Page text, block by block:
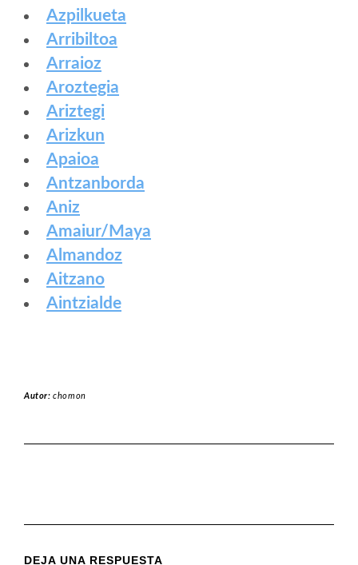
Azpilkueta
Arribiltoa
Arraioz
Aroztegia
Ariztegi
Arizkun
Apaioa
Antzanborda
Aniz
Amaiur/Maya
Almandoz
Aitzano
Aintzialde
Autor:chomon
DEJA UNA RESPUESTA